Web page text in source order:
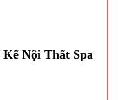
Nội Thất Spa